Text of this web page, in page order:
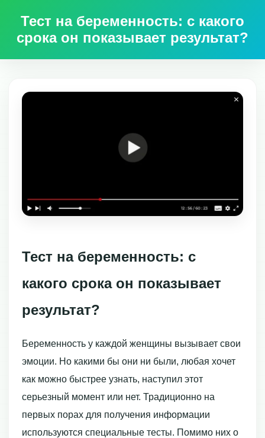
Тест на беременность: с какого
срока он показывает результат?
Тест на беременность: с
какого срока он показывает
результат?
Беременность у каждой женщины вызывает свои
эмоции. Но какими бы они ни были, любая хочет
как можно быстрее узнать, наступил этот
серьезный момент или нет. Традиционно на
первых порах для получения информации
используются специальные тесты. Помимо них о